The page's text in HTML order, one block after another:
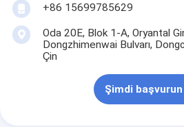
+86 15699785629
Oda 20E, Blok 1-A, Oryantal
Dongzhimenwai Bulvarı,
Çin
Şimdi başvurun